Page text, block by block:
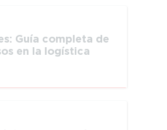
Guía completa de
en la logística